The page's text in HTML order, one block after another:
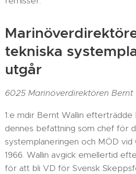
tekniska
utgår
6025 Marinöverdirektören Bernt
1:e mdir Bernt Wallin efterträdde
dennes befattning som chef för
systemplaneringen och MÖD vid
1966. Wallin avgick emellertid
för att bli VD för Svensk